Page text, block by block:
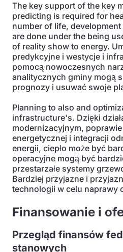
The key support of the key
predicting is required for
number of life,
are done under the being
of reality show to energy.
predykcyjne i westycje i
pomocą nowoczesnych
analitycznych gminy mogą
prognozy i usuwać swoje
Planning to also and
infrastructure's. Dzięki
modernizacyjnym,
energetycznej i integracji
energii, ciepło może być
operacyjne mogą być
przestarzałe systemy
Bardziej przyjazne i
technologii w celu naprawy
Finansowanie i
Przegląd finansów
stanowych